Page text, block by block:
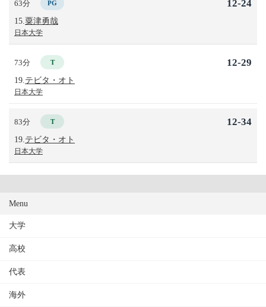
63分 PG
15. 粟津勇哉
日本大学
12-24
73分 T
19. テビタ・オト
日本大学
12-29
83分 T
19. テビタ・オト
日本大学
12-34
Menu
大学
高校
代表
海外